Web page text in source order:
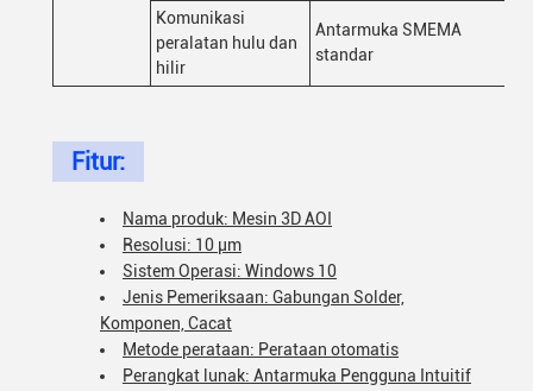
Komunikasi
peralatan hulu dan
hilir
Antarmuka SMEMA
standar
Fitur:
Nama produk: Mesin 3D AOI
Resolusi: 10 μm
Sistem Operasi: Windows 10
Jenis Pemeriksaan: Gabungan Solder,
Komponen, Cacat
Metode perataan: Perataan otomatis
Perangkat lunak: Antarmuka Pengguna Intuitif